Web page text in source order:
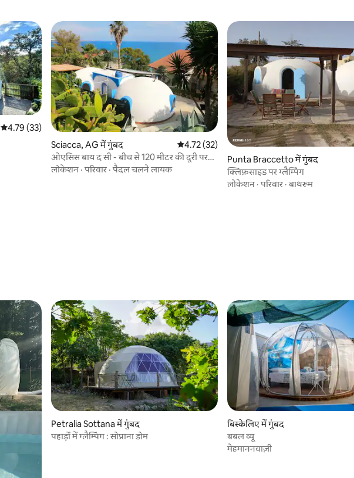
औसत रेटिंग 5 में से 4.79, 33 समीक्षाएँ
4.79 (33)
Sciacca, AG में गुंबद औसत रेटिंग 5 में से 4.72, 32 समीक्षाएँ
4.72 (32)
ओएसिस बाय द सी - बीच से 120 मीटर की दूरी पर
बंगला
लोकेशन ·परिवार ·पैदल चलने लायक
Punta Braccetto में गुंबद
क्लिफ़साइड पर ग्लैम्पिंग
लोकेशन ·परिवार ·बाथरूम
Petralia Sottana में गुंबद
पहाड़ों में ग्लैम्पिंग : सोप्राना डोम
बिस्केलिए में गुंबद
बबल व्यू
मेहमाननवाज़ी